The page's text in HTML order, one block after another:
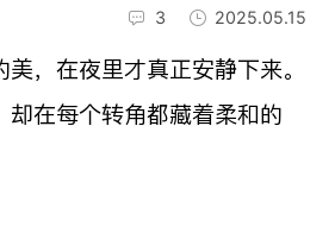
3 2025.05.15
，在夜里才真正安静下来。
却在每个转角都藏着柔和的